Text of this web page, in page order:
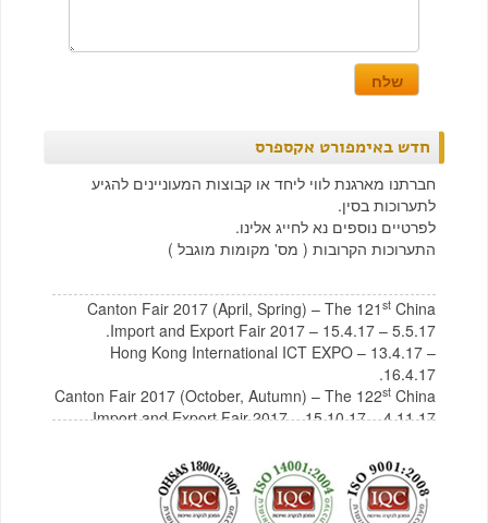
חדש באימפורט אקספרס
חברתנו מארגנת לווי ליחד או קבוצות המעוניינים להגיע
לתערוכות בסין.
לפרטיים נוספים נא לחייג אלינו.
התערוכות הקרובות ( מס' מקומות מוגבל )
Canton Fair 2017 (April, Spring) – The 121 stChina
Import and Export Fair 2017 – 15.4.17 – 5.5.17.
Hong Kong International ICT EXPO – 13.4.17 –
16.4.17.
Canton Fair 2017 (October, Autumn) – The 122 stChina
Import and Export Fair 2017 – 15.10.17 – 4.11.17
לצפייה בקטלוג רהיטים מסיןלחץ כאן